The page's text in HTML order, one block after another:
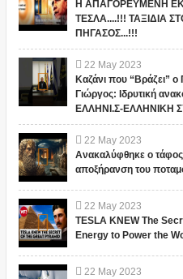
Η ΑΠΑΓΟΡΕΥΜΕΝΗ
ΤΕΣΛΑ....!!! ΤΑΞΙΔΙΑ
ΠΗΓΑΣΟΣ...!!!
22 May 2023
Καζάνι που “Βράζει”
Γιώργος: Ιδρυτική
ΕΛΛΗΝΙ.Σ-ΕΛΛΗΝΙΚΗ
22 May 2023
Ανακαλύφθηκε ο τάφος
αποξήρανση του
22 May 2023
TESLA KNEW The
Energy to Power the
22 May 2023